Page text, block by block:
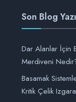
Son Blog
Dar Alanlar İçin
Merdiveni
Basamak
Kritik Çelik